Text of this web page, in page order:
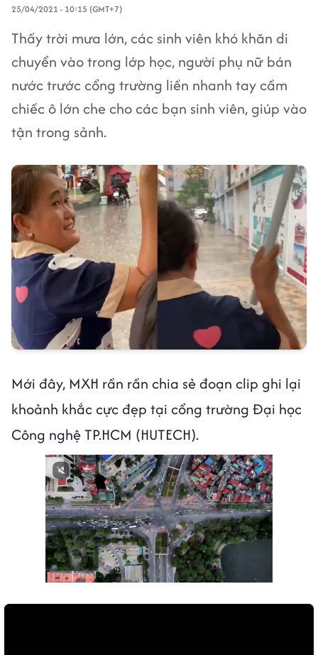
25/04/2021 - 10:15 (GMT+7)
Thấy trời mưa lớn, các sinh viên khó khăn di
chuyển vào trong lớp học, người phụ nữ bán
nước trước cổng trường liền nhanh tay cầm
chiếc ô lớn che cho các bạn sinh viên, giúp vào
tận trong sảnh.
Mới đây, MXH rần rần chia sẻ đoạn clip ghi lại
khoảnh khắc cực đẹp tại cổng trường Đại học
Công nghệ TP.HCM (HUTECH).